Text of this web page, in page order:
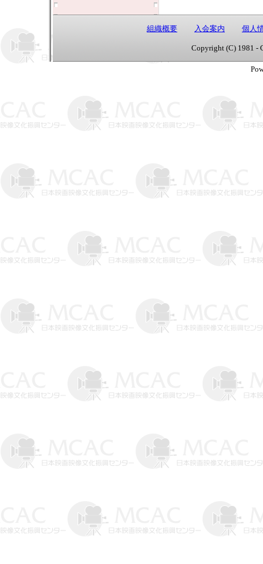
組織概要 入会案内 個人
Copyright (C) 1981 -